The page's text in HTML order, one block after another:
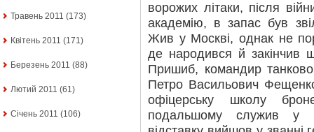
Травень 2011 (173)
Квітень 2011 (171)
Березень 2011 (88)
Лютий 2011 (61)
Січень 2011 (106)
ворожих літаки, після
академію, в запас був
Жив у Москві, однак не
де народився й закінчив
Пришиб, командир
Петро Васильович
офіцерську школу
подальшому служив у